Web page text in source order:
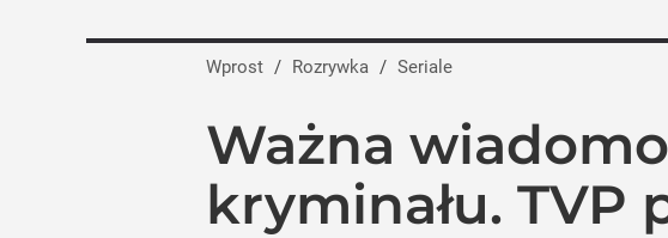
Wprost / Rozrywka / Seriale
Ważna
kryminału. TVP